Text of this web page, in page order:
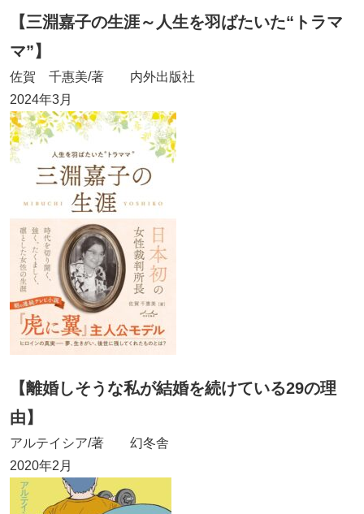
【三淵嘉子の生涯～人生を羽ばたいた“トラマ
マ”】
佐賀 千惠美/著 内外出版社
2024年3月
【離婚しそうな私が結婚を続けている29の理
由】
アルテイシア/著 幻冬舎
2020年2月